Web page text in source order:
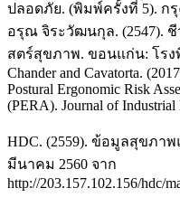
ปลอดภัย. (พิมพ์ครั้งที่ 5). กรุ
อรุณ จิระวัฒนกุล. (2547).
สตร์สุขภาพ. ขอนแก่น: โร
Chander and Cavatorta.
Postural Ergonomic Risk
(PERA). Journal of Industrial
HDC. (2559). ข้อมูลสุขภา
มีนาคม 2560 จาก
http://203.157.102.156/hdc/